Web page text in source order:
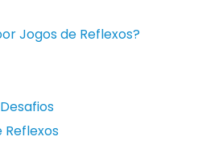
Jogos de Reflexos?
Reflexos